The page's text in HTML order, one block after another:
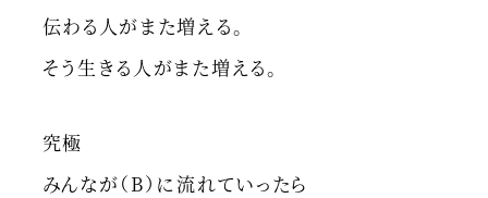
伝わる人がまた増える。
そう生きる人がまた増える。
究極
みんなが（B）に流れていったら